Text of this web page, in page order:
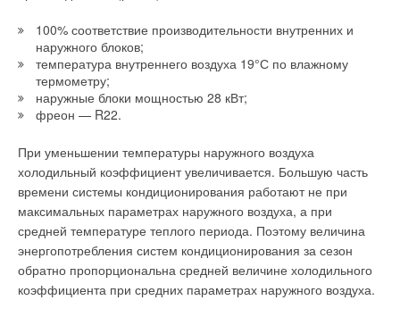
100% соответствие производительности внутренних и
наружного блоков;
температура внутреннего воздуха 19°С по влажному
термометру;
наружные блоки мощностью 28 кВт;
фреон — R22.
При уменьшении температуры наружного воздуха
холодильный коэффициент увеличивается. Большую часть
времени системы кондиционирования работают не при
максимальных параметрах наружного воздуха, а при
средней температуре теплого периода. Поэтому величина
энергопотребления систем кондиционирования за сезон
обратно пропорциональна средней величине холодильного
коэффициента при средних параметрах наружного воздуха.
При этом датчики внутри здания должны располагаться так,
чтобы учитывались расположение нагревательных
элементов системы отопления, особенности циркуляции
воздуха внутри здания, а также воздействие внешних
факторов, таких как солнце, преимущественное
датчиков и большое их количество позволят не только
поддерживать комфортную температуру внутри здания, но и
эффективно выбирать режим работы системы отопления,
при котором теплопотребление будет минимальным.
Это означает, что регулятор должен иметь возможность
изменять температуру внутри здания в зависимости от
времени суток и дня недели. Такая возможность может быть